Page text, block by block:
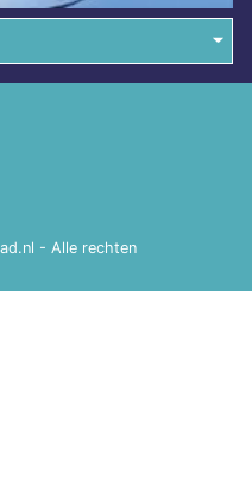
- Alle rechten